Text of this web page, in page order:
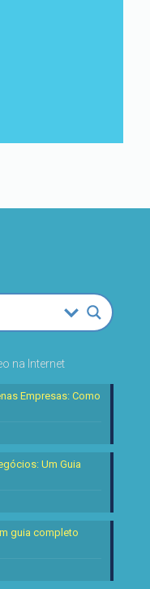
na Internet
Empresas: Como
Um Guia
guia completo